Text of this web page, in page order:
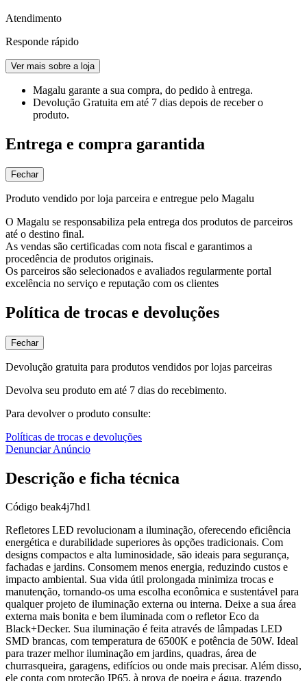
Atendimento
Responde rápido
Ver mais sobre a loja
Magalu garante a sua compra, do pedido à entrega.
Devolução Gratuita em até 7 dias depois de receber o
produto.
Entrega e compra garantida
Fechar
Produto vendido por loja parceira e entregue pelo Magalu
O Magalu se responsabiliza pela entrega dos produtos de parceiros
até o destino final.
As vendas são certificadas com nota fiscal e garantimos a
procedência de produtos originais.
Os parceiros são selecionados e avaliados regularmente portal
excelência no serviço e reputação com os clientes
Política de trocas e devoluções
Fechar
Devolução gratuita para produtos vendidos por lojas parceiras
Devolva seu produto em até 7 dias do recebimento.
Para devolver o produto consulte:
Políticas de trocas e devoluções
Denunciar Anúncio
Descrição e ficha técnica
Código beak4j7hd1
Refletores LED revolucionam a iluminação, oferecendo eficiência
energética e durabilidade superiores às opções tradicionais. Com
designs compactos e alta luminosidade, são ideais para segurança,
fachadas e jardins. Consomem menos energia, reduzindo custos e
impacto ambiental. Sua vida útil prolongada minimiza trocas e
manutenção, tornando-os uma escolha econômica e sustentável para
qualquer projeto de iluminação externa ou interna. Deixe a sua área
externa mais bonita e bem iluminada com o refletor Eco da
Black+Decker. Sua iluminação é feita através de lâmpadas LED
SMD brancas, com temperatura de 6500K e potência de 50W. Ideal
para trazer melhor iluminação em jardins, quadras, área de
churrasqueira, garagens, edifícios ou onde mais precisar. Além disso,
ele conta com proteção IP65, à prova de poeira e água, trazendo